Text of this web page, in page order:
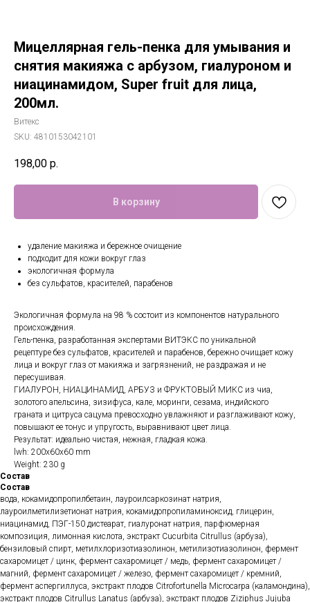
Мицеллярная гель-пенка для умывания и
снятия макияжа с арбузом, гиалуроном и
ниацинамидом, Super fruit для лица,
200мл.
Витекс
SKU: 4810153042101
198,00 р.
В корзину
удаление макияжа и бережное очищение
подходит для кожи вокруг глаз
экологичная формула
без сульфатов, красителей, парабенов
Экологичная формула на 98 % состоит из компонентов натурального
происхождения.
Гель-пенка, разработанная экспертами ВИТЭКС по уникальной
рецептуре без сульфатов, красителей и парабенов, бережно очищает кожу
лица и вокруг глаз от макияжа и загрязнений, не раздражая и не
пересушивая.
ГИАЛУРОН, НИАЦИНАМИД, АРБУЗ и ФРУКТОВЫЙ МИКС из чиа,
золотого апельсина, зизифуса, кале, моринги, сезама, индийского
граната и цитруса сацума превосходно увлажняют и разглаживают кожу,
повышают ее тонус и упругость, выравнивают цвет лица.
Результат: идеально чистая, нежная, гладкая кожа.
lwh: 200x60x60 mm
Weight: 230 g
Состав
Состав
вода, кокамидопропилбетаин, лауроилсаркозинат натрия,
лауроилметилизетионат натрия, кокамидопропиламиноксид, глицерин,
ниацинамид, ПЭГ-150 дистеарат, гиалуронат натрия, парфюмерная
композиция, лимонная кислота, экстракт Cucurbita Citrullus (арбуза),
бензиловый спирт, метилхлоризотиазолинон, метилизотиазолинон, фермент
сахаромицет / цинк, фермент сахаромицет / медь, фермент сахаромицет /
магний, фермент сахаромицет / железо, фермент сахаромицет / кремний,
фермент аспергиллуса, экстракт плодов Citrofortunella Microcarpa (каламондина),
экстракт плодов Citrullus Lanatus (арбуза), экстракт плодов Ziziphus Jujuba